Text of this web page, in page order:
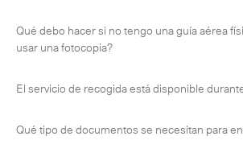
Qué debo hacer si no tengo una guía aérea
usar una fotocopia?
El servicio de recogida está disponible
Qué tipo de documentos se necesitan para